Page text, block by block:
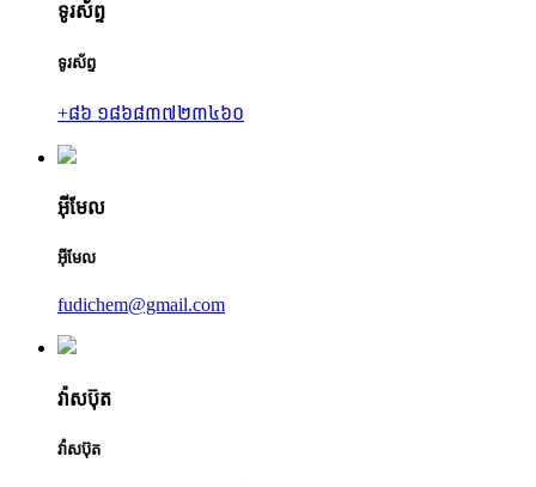
ទូរស័ព្ទ
ទូរស័ព្ទ
+៨៦ ១៨៦៨៣៧២៣៤៦០
អ៊ីមែល
អ៊ីមែល
fudichem@gmail.com
វ៉ាសប៊ុត
វ៉ាសប៊ុត